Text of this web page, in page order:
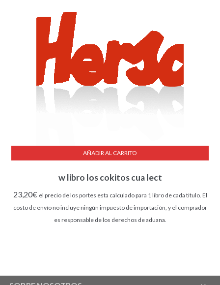
w libro los cokitos cua lect
23,20€ el precio de los portes esta calculado para 1 libro de cada titulo. El
costo de envío no incluye ningún impuesto de importación, y el comprador
es responsable de los derechos de aduana.
AÑADIR AL CARRITO